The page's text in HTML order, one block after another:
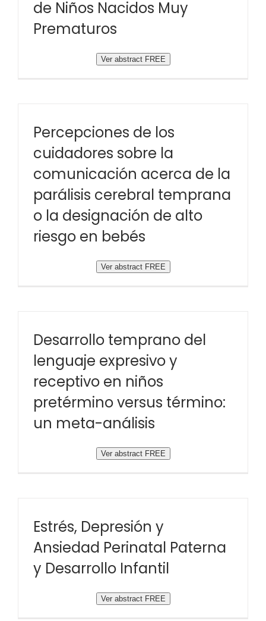
de Niños Nacidos Muy
Prematuros
Ver abstract FREE
Percepciones de los
cuidadores sobre la
comunicación acerca de la
parálisis cerebral temprana
o la designación de alto
riesgo en bebés
Ver abstract FREE
Desarrollo temprano del
lenguaje expresivo y
receptivo en niños
pretérmino versus término:
un meta-análisis
Ver abstract FREE
Estrés, Depresión y
Ansiedad Perinatal Paterna
y Desarrollo Infantil
Ver abstract FREE